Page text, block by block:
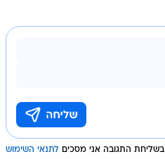
בשליחת התגובה אני מסכים לתנאי השימוש